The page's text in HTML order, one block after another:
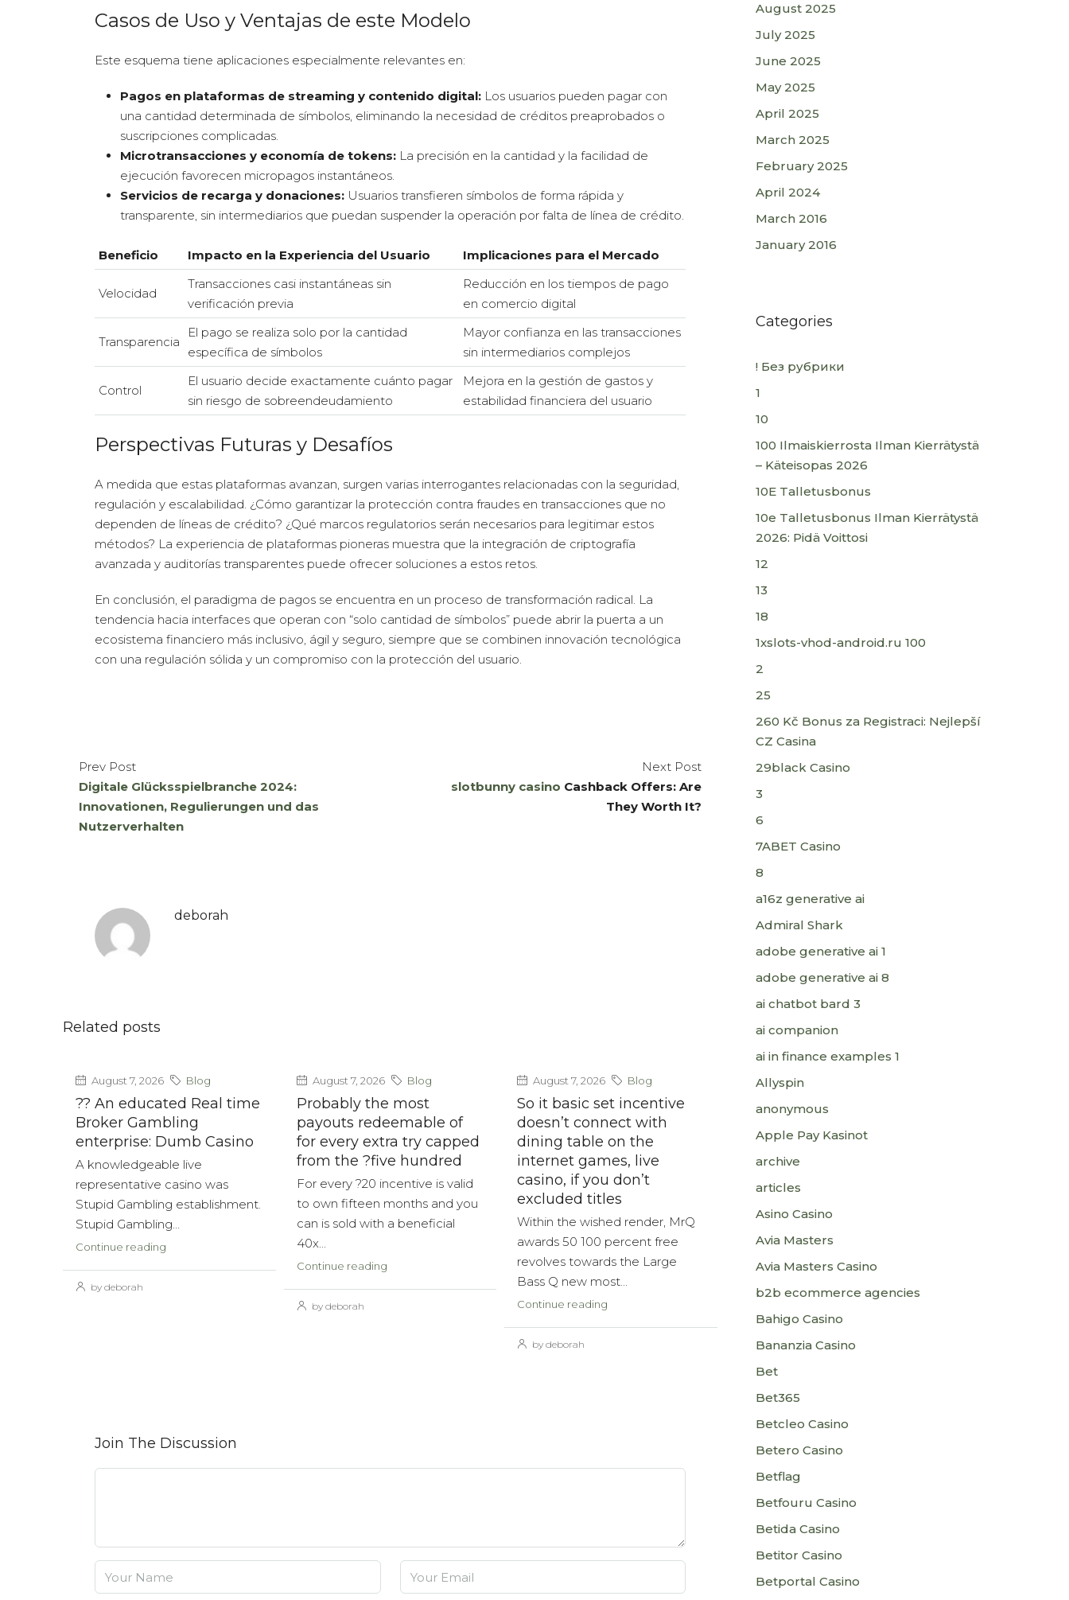
Casos de Uso y Ventajas de este Modelo
Este esquema tiene aplicaciones especialmente relevantes en:
Pagos en plataformas de streaming y contenido digital: Los usuarios pueden pagar con
una cantidad determinada de símbolos, eliminando la necesidad de créditos preaprobados o
suscripciones complicadas.
Microtransacciones y economía de tokens: La precisión en la cantidad y la facilidad de
ejecución favorecen micropagos instantáneos.
Servicios de recarga y donaciones: Usuarios transfieren símbolos de forma rápida y
transparente, sin intermediarios que puedan suspender la operación por falta de línea de crédito.
Beneficio Impacto en la Experiencia del Usuario Implicaciones para el Mercado
Velocidad
Transacciones casi instantáneas sin
verificación previa
Reducción en los tiempos de pago
en comercio digital
Transparencia
El pago se realiza solo por la cantidad
específica de símbolos
Mayor confianza en las transacciones
sin intermediarios complejos
Control
El usuario decide exactamente cuánto pagar
sin riesgo de sobreendeudamiento
Mejora en la gestión de gastos y
estabilidad financiera del usuario
Perspectivas Futuras y Desafíos
A medida que estas plataformas avanzan, surgen varias interrogantes relacionadas con la seguridad,
regulación y escalabilidad. ¿Cómo garantizar la protección contra fraudes en transacciones que no
dependen de líneas de crédito? ¿Qué marcos regulatorios serán necesarios para legitimar estos
métodos? La experiencia de plataformas pioneras muestra que la integración de criptografía
avanzada y auditorías transparentes puede ofrecer soluciones a estos retos.
En conclusión, el paradigma de pagos se encuentra en un proceso de transformación radical. La
tendencia hacia interfaces que operan con “solo cantidad de símbolos” puede abrir la puerta a un
ecosistema financiero más inclusivo, ágil y seguro, siempre que se combinen innovación tecnológica
con una regulación sólida y un compromiso con la protección del usuario.
Prev Post
Digitale Glücksspielbranche 2024:
Innovationen, Regulierungen und das
Nutzerverhalten
Next Post
slotbunny casino Cashback Offers: Are
They Worth It?
deborah
Related posts
August 7, 2026 Blog
?? An educated Real time
Broker Gambling
enterprise: Dumb Casino
A knowledgeable live
representative casino was
Stupid Gambling establishment.
Stupid Gambling...
Continue reading
by deborah
August 7, 2026 Blog
Probably the most
payouts redeemable of
for every extra try capped
from the ?five hundred
For every ?20 incentive is valid
to own fifteen months and you
can is sold with a beneficial
40x...
Continue reading
by deborah
August 7, 2026 Blog
So it basic set incentive
doesn’t connect with
dining table on the
internet games, live
casino, if you don’t
excluded titles
Within the wished render, MrQ
awards 50 100 percent free
revolves towards the Large
Bass Q new most...
Continue reading
by deborah
Join The Discussion
August 2025
July 2025
June 2025
May 2025
April 2025
March 2025
February 2025
April 2024
March 2016
January 2016
Categories
! Без рубрики
1
10
100 Ilmaiskierrosta Ilman Kierrätystä
– Käteisopas 2026
10E Talletusbonus
10e Talletusbonus Ilman Kierrätystä
2026: Pidä Voittosi
12
13
18
1xslots-vhod-android.ru 100
2
25
260 Kč Bonus za Registraci: Nejlepší
CZ Casina
29black Casino
3
6
7ABET Casino
8
a16z generative ai
Admiral Shark
adobe generative ai 1
adobe generative ai 8
ai chatbot bard 3
ai companion
ai in finance examples 1
Allyspin
anonymous
Apple Pay Kasinot
archive
articles
Asino Casino
Avia Masters
Avia Masters Casino
b2b ecommerce agencies
Bahigo Casino
Bananzia Casino
Bet
Bet365
Betcleo Casino
Betero Casino
Betflag
Betfouru Casino
Betida Casino
Betitor Casino
Betportal Casino